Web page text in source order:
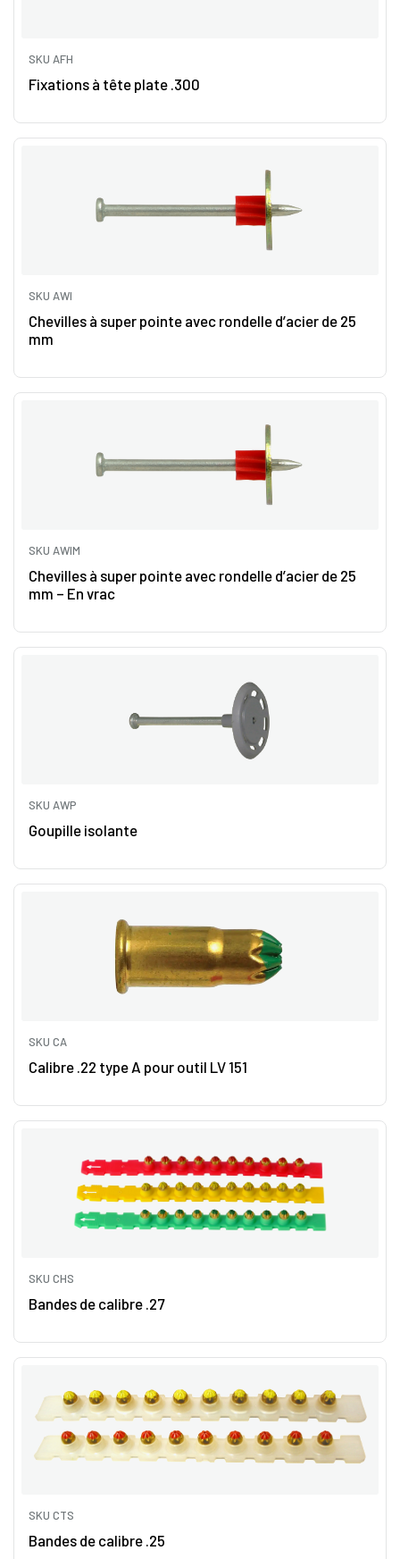
SKU AFH
Fixations à tête plate .300
SKU AWI
Chevilles à super pointe avec rondelle d’acier de 25
mm
SKU AWIM
Chevilles à super pointe avec rondelle d’acier de 25
mm – En vrac
SKU AWP
Goupille isolante
SKU CA
Calibre .22 type A pour outil LV 151
SKU CHS
Bandes de calibre .27
SKU CTS
Bandes de calibre .25